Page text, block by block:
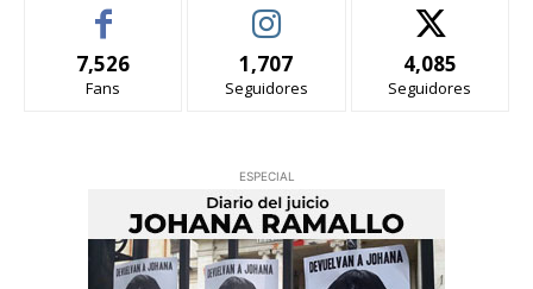
7,526
Fans
1,707
Seguidores
4,085
Seguidores
ESPECIAL